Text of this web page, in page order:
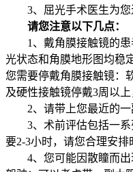
3、屈光手术医生为
请您注意以下几点：
1、戴角膜接触镜的
光状态和角膜地形图均稳
您需要停戴角膜接触镜：
及硬性接触镜停戴3周以
2、请带上您最近的
3、术前评估包括一
要2-3小时，请您合理安排
4、 您可能因散瞳而